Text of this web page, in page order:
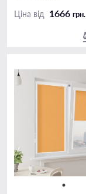
Ціна від 1666 грн.